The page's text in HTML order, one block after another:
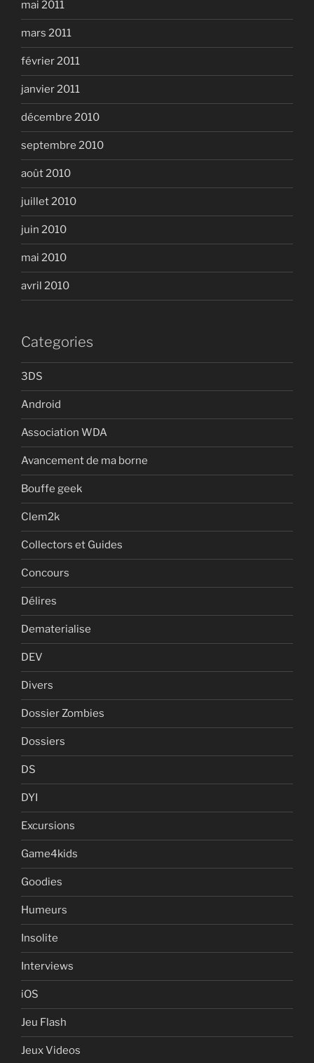
mai 2011
mars 2011
février 2011
janvier 2011
décembre 2010
septembre 2010
août 2010
juillet 2010
juin 2010
mai 2010
avril 2010
Categories
3DS
Android
Association WDA
Avancement de ma borne
Bouffe geek
Clem2k
Collectors et Guides
Concours
Délires
Dematerialise
DEV
Divers
Dossier Zombies
Dossiers
DS
DYI
Excursions
Game4kids
Goodies
Humeurs
Insolite
Interviews
iOS
Jeu Flash
Jeux Videos